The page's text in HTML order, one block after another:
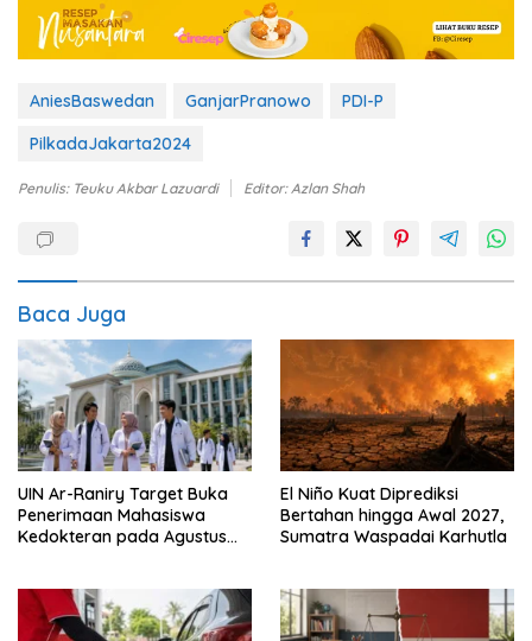
AniesBaswedan GanjarPranowo
PDI-P
PilkadaJakarta2024
Penulis: Teuku Akbar Lazuardi Editor: Azlan Shah
Baca Juga
UIN Ar-Raniry Target Buka
Penerimaan Mahasiswa
Kedokteran pada Agustus
El Niño Kuat Diprediksi
Bertahan hingga Awal 2027,
Sumatra Waspadai Karhutla